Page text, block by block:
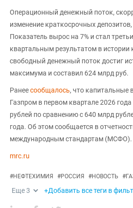
Операционный денежный поток,
изменение краткосрочных
Показатель вырос на 7% и стал
квартальным результатом в
свободный денежный поток достиг
максимума и составил 624 млрд руб.
Ранеесообщалось, что капитальные
Газпром в первом квартале 2026
рублей по сравнению с 640 млрд
года. Об этом сообщается в
международным стандартам (МСФО).
mrc.ru
#НЕФТЕХИМИЯ #РОССИЯ #НОВОСТЬ #
Еще3 +Добавить все теги в